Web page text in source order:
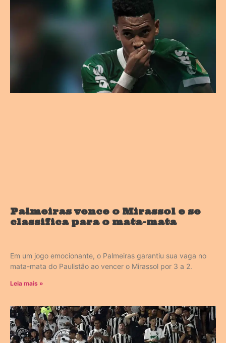
Palmeiras vence o Mirassol e se
classifica para o mata-mata
Em um jogo emocionante, o Palmeiras garantiu sua vaga no
mata-mata do Paulistão ao vencer o Mirassol por 3 a 2.
Leia mais »